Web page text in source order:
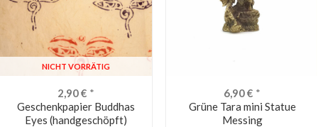
NICHT VORRÄTIG
2,90€ *
Geschenkpapier Buddhas
Eyes (handgeschöpft)
6,90€ *
Grüne Tara mini Statue
Messing